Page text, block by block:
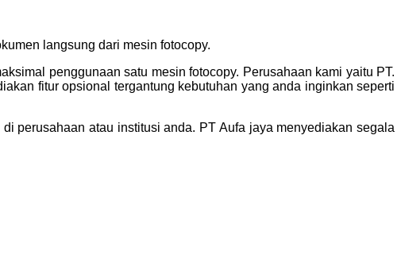
langsung dari mesin fotocopy.
penggunaan satu mesin fotocopy. Perusahaan kami yaitu PT.
fitur opsional tergantung kebutuhan yang anda inginkan seperti
perusahaan atau institusi anda. PT Aufa jaya menyediakan segala